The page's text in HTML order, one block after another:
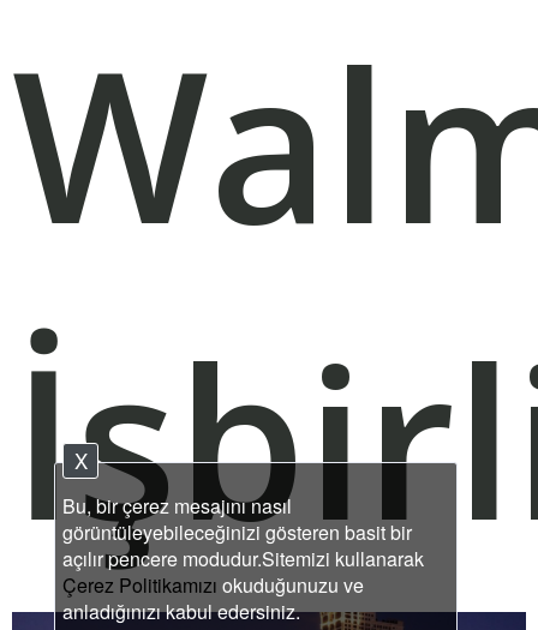
Bu, bir çerez mesajını nasıl
görüntüleyebileceğinizi gösteren basit bir
açılır pencere modudur.Sitemizi kullanarak
Çerez Politikamızı okuduğunuzu ve
anladığınızı kabul edersiniz.
X